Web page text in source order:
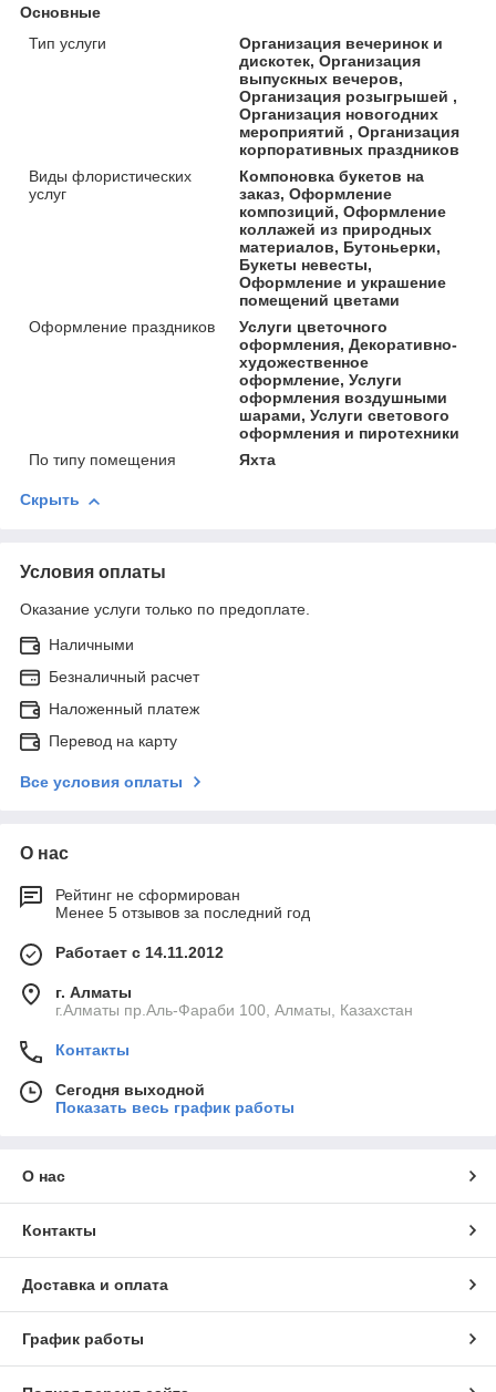
Основные
Тип услуги
Организация вечеринок и
дискотек, Организация
выпускных вечеров,
Организация розыгрышей ,
Организация новогодних
мероприятий , Организация
корпоративных праздников
Виды флористических
услуг
Компоновка букетов на
заказ, Оформление
композиций, Оформление
коллажей из природных
материалов, Бутоньерки,
Букеты невесты,
Оформление и украшение
помещений цветами
Оформление праздников
Услуги цветочного
оформления, Декоративно-
художественное
оформление, Услуги
оформления воздушными
шарами, Услуги светового
оформления и пиротехники
По типу помещения
Яхта
Скрыть
Условия оплаты
Оказание услуги только по предоплате.
Наличными
Безналичный расчет
Наложенный платеж
Перевод на карту
Все условия оплаты
О нас
Рейтинг не сформирован
Менее 5 отзывов за последний год
Работает с 14.11.2012
г. Алматы
г.Алматы пр.Аль-Фараби 100, Алматы, Казахстан
Контакты
Сегодня выходной
Показать весь график работы
О нас
Контакты
Доставка и оплата
График работы